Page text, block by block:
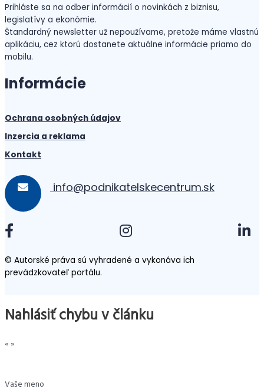
Prihláste sa na odber informácií o novinkách z biznisu,
legislatívy a ekonómie.
Štandardný newsletter už nepoužívame, pretože máme vlastnú
aplikáciu, cez ktorú dostanete aktuálne informácie priamo do
mobilu.
Informácie
Ochrana osobných údajov
Inzercia a reklama
Kontakt
info@podnikatelskecentrum.sk
© Autorské práva sú vyhradené a vykonáva ich
prevádzkovateľ portálu.
Nahlásiť chybu v článku
«»
Vaše meno